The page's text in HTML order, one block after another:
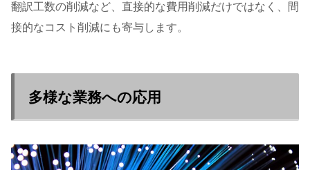
翻訳工数の削減など、直接的な費用削減だけではなく、間
接的なコスト削減にも寄与します。
多様な業務への応用